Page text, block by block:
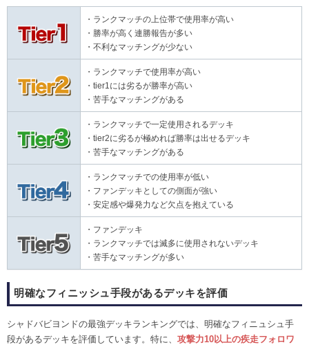
・ランクマッチの上位帯で使用率が高い
・勝率が高く連勝報告が多い
・不利なマッチングが少ない
・ランクマッチで使用率が高い
・tier1には劣るが勝率が高い
・苦手なマッチングがある
・ランクマッチで一定使用されるデッキ
・tier2に劣るが極めれば勝率は出せるデッキ
・苦手なマッチングがある
・ランクマッチでの使用率が低い
・ファンデッキとしての側面が強い
・安定感や爆発力など欠点を抱えている
・ファンデッキ
・ランクマッチでは滅多に使用されないデッキ
・苦手なマッチングが多い
明確なフィニッシュ手段があるデッキを評価
シャドバビヨンドの最強デッキランキングでは、明確なフィニュシュ手
段があるデッキを評価しています。特に、 攻撃力10以上の疾走フォロワ